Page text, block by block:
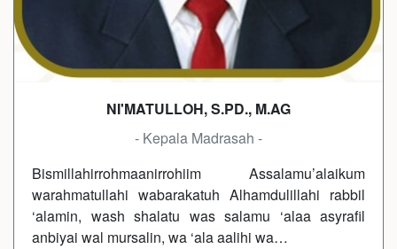
NI'MATULLOH, S.PD., M.AG
- Kepala Madrasah -
Bismillahirrohmaanirrohiim Assalamu’alaikum
warahmatullahi wabarakatuh Alhamdulillahi rabbil
‘alamin, wash shalatu was salamu ‘alaa asyrafil
anbiyai wal mursalin, wa ‘ala aalihi wa…